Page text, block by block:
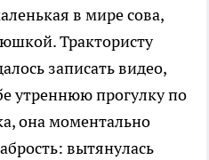
в мире сова,
Трактористу
записать видео,
утреннюю прогулку по
она моментально
вытянулась